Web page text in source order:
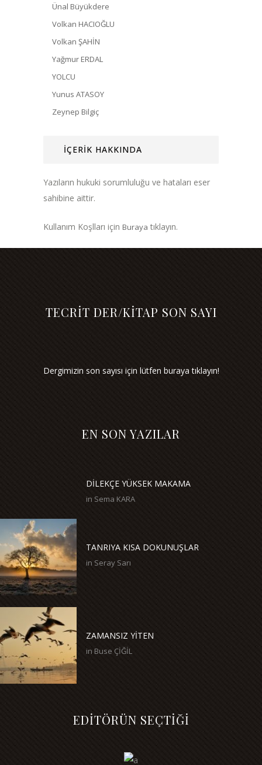
Ünal Büyükdere
Volkan HACIOĞLU
Volkan ŞAHİN
Yağmur ERDAL
YOLCU
Yunus ATASOY
Zeynep Bilgiç
İÇERİK HAKKINDA
Yazıların hukuki sorumluluğu ve hataları eser
sahibine aittir.
Kullanım Koşlları için Buraya tıklayın.
TECRİT DER/KİTAP SON SAYI
Dergimizin son sayısı için lütfen buraya tıklayın!
EN SON YAZILAR
DİLEKÇE YÜKSEK MAKAMA
in Sema KARA
TANRIYA KISA DOKUNUŞLAR
in Seray Sarı
ZAMANSIZ YİTEN
in Buse ÇİĞİL
EDİTÖRÜN SEÇTİĞİ